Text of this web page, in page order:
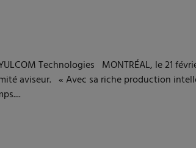
Technologies MONTRÉAL, le 21
aviseur. « Avec sa riche production